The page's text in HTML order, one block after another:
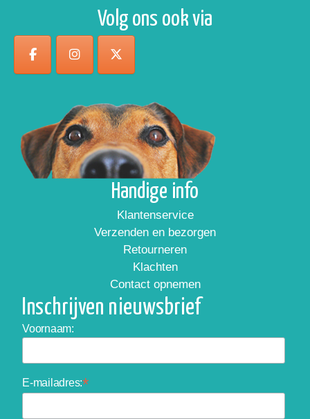
Volg ons ook via
Handige info
Klantenservice
Verzenden en bezorgen
Retourneren
Klachten
Contact opnemen
Inschrijven nieuwsbrief
Voornaam:
E-mailadres:*